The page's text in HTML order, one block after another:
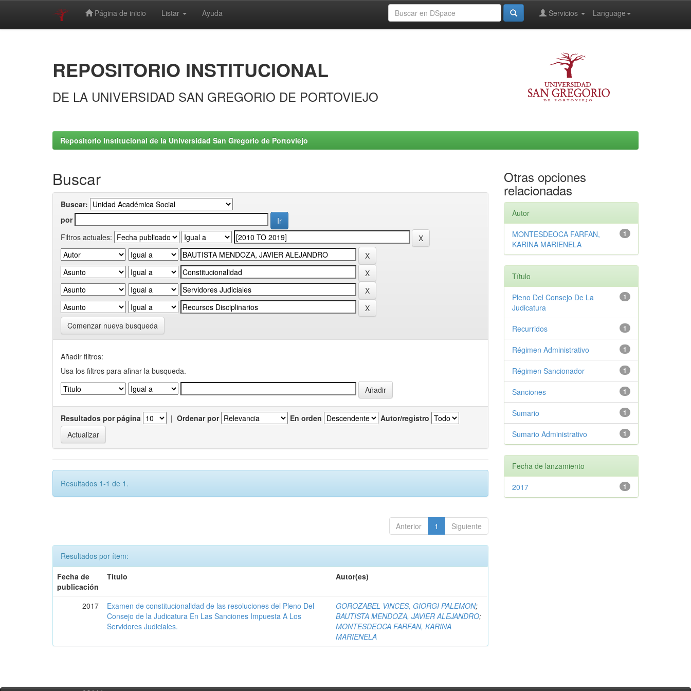
Página de inicio Listar Ayuda Language
Servicios
REPOSITORIO INSTITUCIONAL
DE LA UNIVERSIDAD SAN GREGORIO DE PORTOVIEJO
Repositorio Institucional de la Universidad San Gregorio de Portoviejo
Buscar
Buscar:
por
Filtros actuales:
Comenzar nueva busqueda
Añadir filtros:
Usa los filtros para afinar la busqueda.
Resultados por página | Ordenar por En orden Autor/registro
Resultados 1-1 de 1.
Anterior 1 Siguiente
Resultados por ítem:
Fecha de
publicación
Título Autor(es)
2017
Examen de constitucionalidad de las resoluciones del Pleno Del
Consejo de la Judicatura En Las Sanciones Impuesta A Los
Servidores Judiciales.
GOROZABEL VINCES, GIORGI PALEMON;
BAUTISTA MENDOZA, JAVIER ALEJANDRO;
MONTESDEOCA FARFAN, KARINA
MARIENELA
Otras opciones
relacionadas
Autor
1
MONTESDEOCA FARFAN,
KARINA MARIENELA
Título
1
Pleno Del Consejo De La
Judicatura
1
Recurridos
1
Régimen Administrativo
1
Régimen Sancionador
1
Sanciones
1
Sumario
1
Sumario Administrativo
Fecha de lanzamiento
1
2017